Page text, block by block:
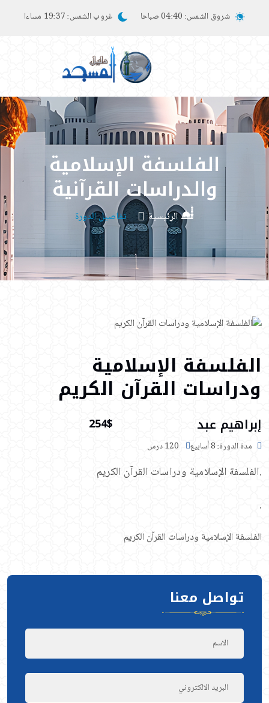
شروق الشمس: 04:40 صباحا غروب الشمس:19:37 مساءا
الفلسفة الإسلامية
والدراسات القرآنية
الرئيسية تفاصيل الدورة
الفلسفة الإسلامية
ودراسات القرآن الكريم
إبراهيم عبد 254$
مدة الدورة: 8 أسابيع
.الفلسفة الإسلامية ودراسات القرآن الكريم
.
الفلسفة الإسلامية ودراسات القرآن الكريم
تواصل معنا